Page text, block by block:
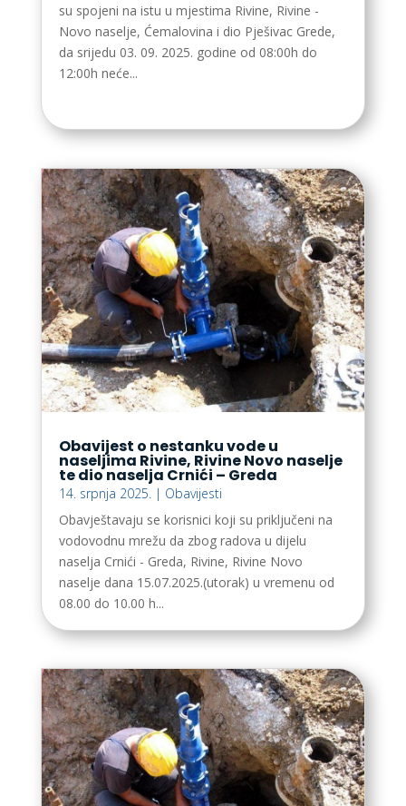
su spojeni na istu u mjestima Rivine, Rivine -
Novo naselje, Ćemalovina i dio Pješivac Grede,
da srijedu 03. 09. 2025. godine od 08:00h do
12:00h neće...
Obavijest o nestanku vode u
naseljima Rivine, Rivine Novo naselje
te dio naselja Crnići – Greda
14. srpnja 2025. | Obavijesti
Obavještavaju se korisnici koji su priključeni na
vodovodnu mrežu da zbog radova u dijelu
naselja Crnići - Greda, Rivine, Rivine Novo
naselje dana 15.07.2025.(utorak) u vremenu od
08.00 do 10.00 h...